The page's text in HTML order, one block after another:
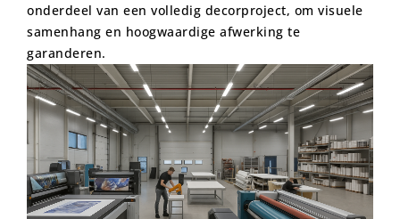
onderdeel van een volledig decorproject, om visuele
samenhang en hoogwaardige afwerking te
garanderen.